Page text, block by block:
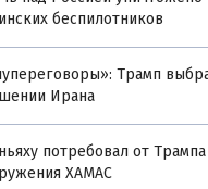
беспилотников
Трамп
Ирана
потребовал от Трампа
ХАМАС